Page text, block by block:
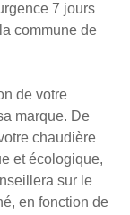
7 jours
commune de
de votre
marque. De
chaudière
et écologique,
sur le
en fonction de